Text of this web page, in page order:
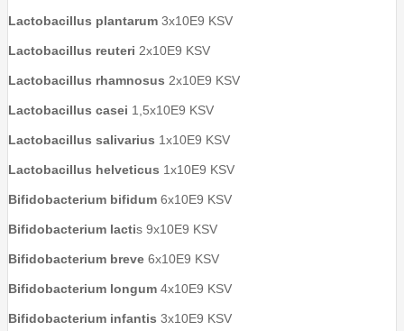
Lactobacillus plantarum 3x10E9 KSV
Lactobacillus reuteri 2x10E9 KSV
Lactobacillus rhamnosus 2x10E9 KSV
Lactobacillus casei 1,5x10E9 KSV
Lactobacillus salivarius 1x10E9 KSV
Lactobacillus helveticus 1x10E9 KSV
Bifidobacterium bifidum 6x10E9 KSV
Bifidobacterium lactis 9x10E9 KSV
Bifidobacterium breve 6x10E9 KSV
Bifidobacterium longum 4x10E9 KSV
Bifidobacterium infantis 3x10E9 KSV